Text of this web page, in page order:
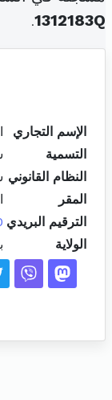
1312183Q
.
الإسم التجاري
التسمية
النظام القانوني
المقر
الترقيم البريدي
الولاية